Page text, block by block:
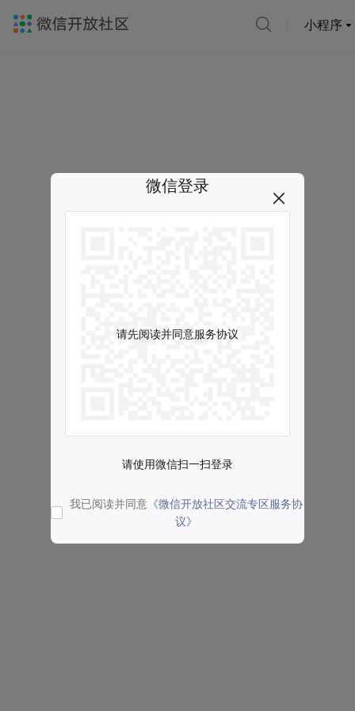
小程序
微信登录
请先阅读并同意服务协议
请使用微信扫一扫登录
我已阅读并同意 《微信开放社区交流专区服务协
议》